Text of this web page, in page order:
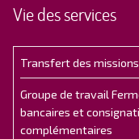
Vie des services
Transfert des
Groupe de travail
bancaires et
complémentaires